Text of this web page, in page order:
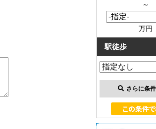
～
万円
駅徒歩
さらに条